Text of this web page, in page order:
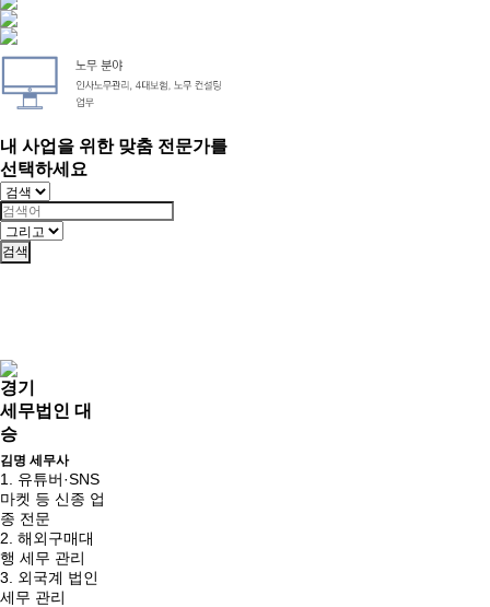
내 사업을 위한 맞춤 전문가를
선택하세요
검색
경기
세무법인 대
승
김명 세무사
1. 유튜버·SNS
마켓 등 신종 업
종 전문
2. 해외구매대
행 세무 관리
3. 외국계 법인
세무 관리